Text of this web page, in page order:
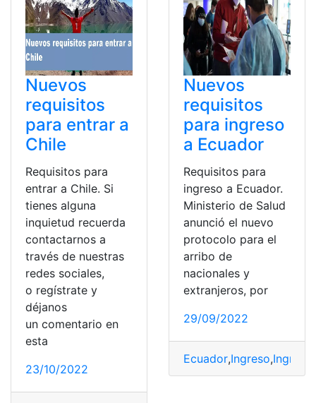
Nuevos
requisitos
para entrar a
Chile
Requisitos para
entrar a Chile. Si
tienes alguna
inquietud recuerda
contactarnos a
través de nuestras
redes sociales,
o regístrate y
déjanos
un comentario en
esta
23/10/2022
Nuevos
requisitos
para ingreso
a Ecuador
Requisitos para
ingreso a Ecuador.
Ministerio de Salud
anunció el nuevo
protocolo para el
arribo de
nacionales y
extranjeros, por
29/09/2022
Ecuador,Ingreso,